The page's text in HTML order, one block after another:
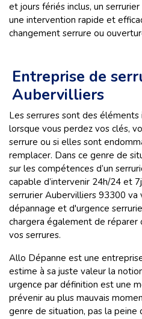
et jours fériés inclus, un
une intervention rapide et
changement serrure ou
Entreprise de
Aubervilliers
Les serrures sont des éléments
lorsque vous perdez vos clés,
serrure ou si elles sont
remplacer. Dans ce genre de
sur les compétences d’un
capable d’intervenir 24h/24 et
serrurier Aubervilliers 93300 va
dépannage et d'urgence
chargera également de réparer
vos serrures.
Allo Dépanne est une
estime à sa juste valeur la
urgence par définition est une
prévenir au plus mauvais
genre de situation, pas la